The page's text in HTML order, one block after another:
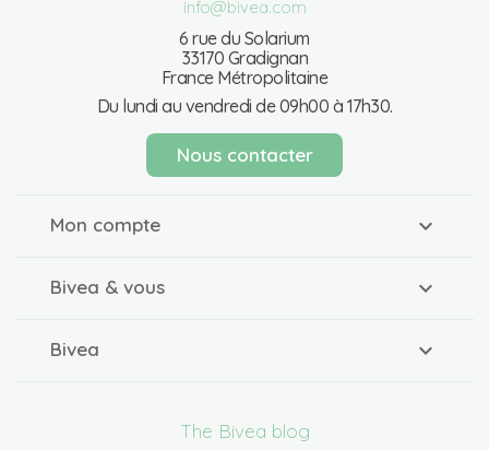
info@bivea.com
6 rue du Solarium
33170 Gradignan
France Métropolitaine
Du lundi au vendredi de 09h00 à 17h30.
Nous contacter
Mon compte
Bivea & vous
Bivea
The Bivea blog